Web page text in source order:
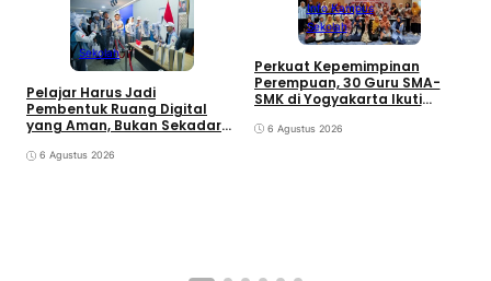
Sekolah
Pelajar Harus Jadi
Pembentuk Ruang Digital
yang Aman, Bukan Sekadar
6 Agustus 2026
Info Kampus
Sekolah
Perkuat Kepemimpinan
Perempuan, 30 Guru SMA-
SMK di Yogyakarta Ikuti
6 Agustus 2026